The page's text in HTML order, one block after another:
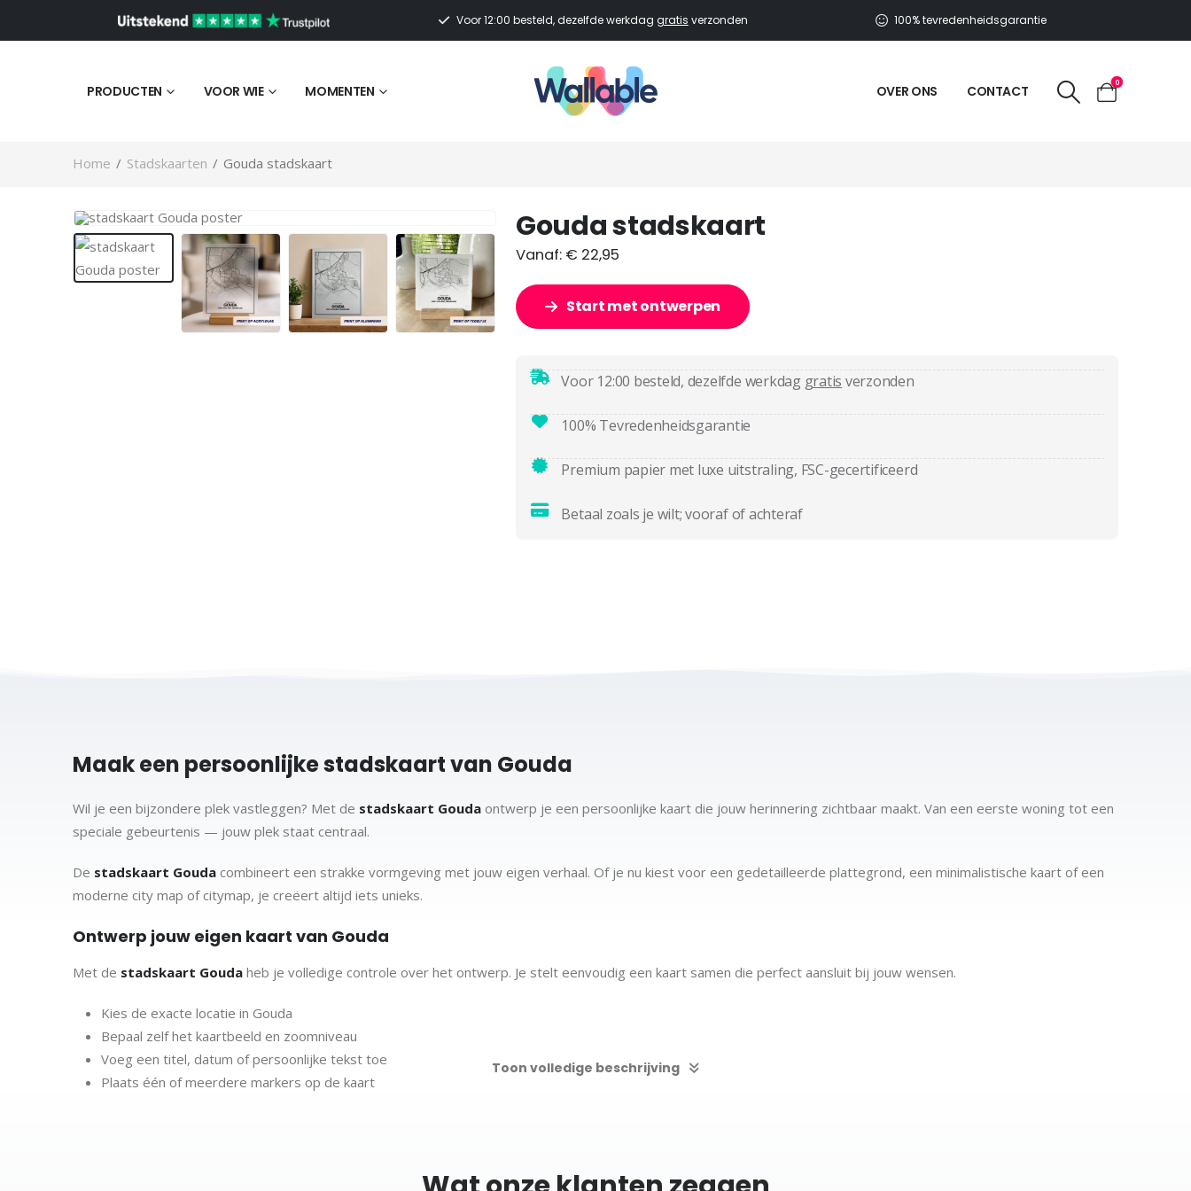
Voor 12:00 besteld, dezelfde werkdag gratis verzonden 100% tevredenheidsgarantie
PRODUCTEN VOOR WIE MOMENTEN OVER ONS CONTACT
0
Home / Stadskaarten / Gouda stadskaart
Gouda stadskaart
Vanaf: € 22,95
Start met ontwerpen
Voor 12:00 besteld, dezelfde werkdag gratis verzonden
100% Tevredenheidsgarantie
Premium papier met luxe uitstraling, FSC-gecertificeerd
Betaal zoals je wilt; vooraf of achteraf
Maak een persoonlijke stadskaart van Gouda
Wil je een bijzondere plek vastleggen? Met de stadskaart Gouda ontwerp je een persoonlijke kaart die jouw herinnering zichtbaar maakt. Van een eerste woning tot een
speciale gebeurtenis — jouw plek staat centraal.
De stadskaart Gouda combineert een strakke vormgeving met jouw eigen verhaal. Of je nu kiest voor een gedetailleerde plattegrond, een minimalistische kaart of een
moderne city map of citymap, je creëert altijd iets unieks.
Ontwerp jouw eigen kaart van Gouda
Met de stadskaart Gouda heb je volledige controle over het ontwerp. Je stelt eenvoudig een kaart samen die perfect aansluit bij jouw wensen.
Kies de exacte locatie in Gouda
Bepaal zelf het kaartbeeld en zoomniveau
Voeg een titel, datum of persoonlijke tekst toe
Plaats één of meerdere markers op de kaart
Van stadskaart tot plattegrond en city map
Toon volledige beschrijving